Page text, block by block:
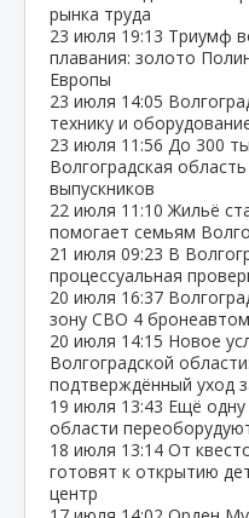
рынка труда
23 июля 19:13 Триумф
плавания: золото
Европы
23 июля 14:05
технику и
23 июля 11:56 До 300
Волгоградская
выпускников
22 июля 11:10 Жильё
помогает семьям
21 июля 09:23 В
процессуальная
20 июля 16:37
зону СВО 4
20 июля 14:15 Новое
Волгоградской
подтверждённый уход
19 июля 13:43 Ещё одну
области
18 июля 13:14 От
готовят к открытию
центр